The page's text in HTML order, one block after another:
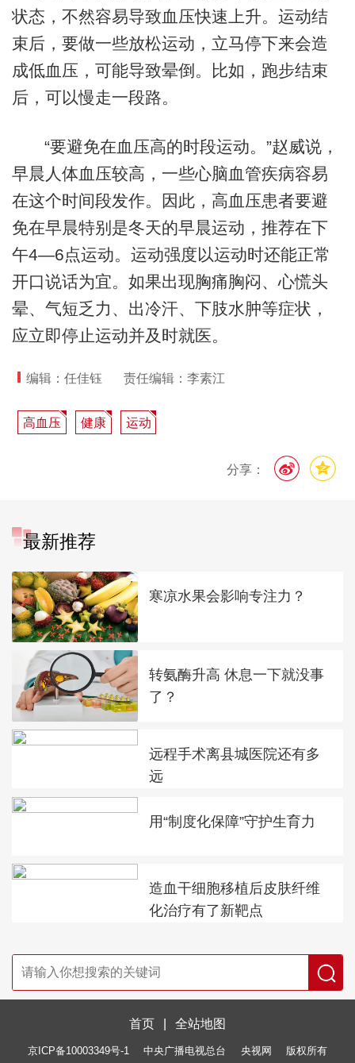
状态，不然容易导致血压快速上升。运动结
束后，要做一些放松运动，立马停下来会造
成低血压，可能导致晕倒。比如，跑步结束
后，可以慢走一段路。
“要避免在血压高的时段运动。”赵威说，
早晨人体血压较高，一些心脑血管疾病容易
在这个时间段发作。因此，高血压患者要避
免在早晨特别是冬天的早晨运动，推荐在下
午4—6点运动。运动强度以运动时还能正常
开口说话为宜。如果出现胸痛胸闷、心慌头
晕、气短乏力、出冷汗、下肢水肿等症状，
应立即停止运动并及时就医。
编辑：任佳钰 责任编辑：李素江
高血压 健康 运动
分享：
最新推荐
寒凉水果会影响专注力？
转氨酶升高 休息一下就没事
了？
远程手术离县城医院还有多
远
用“制度化保障”守护生育力
造血干细胞移植后皮肤纤维
化治疗有了新靶点
首页 全站地图
京ICP备10003349号-1 中央广播电视总台 央视网 版权所有